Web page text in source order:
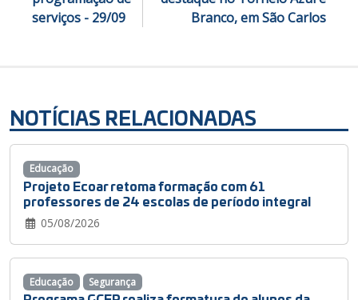
serviços - 29/09
Branco, em São Carlos
NOTÍCIAS RELACIONADAS
Projeto Ecoar retoma formação com 61
professores de 24 escolas de período integral
05/08/2026
Educação
Educação Segurança